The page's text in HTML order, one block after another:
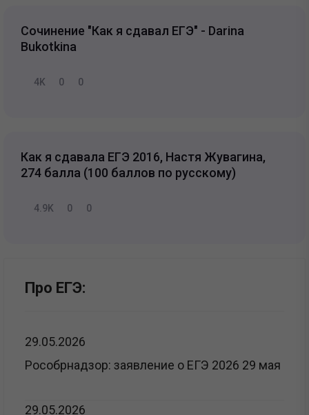
Сочинение "Как я сдавал ЕГЭ" - Darina
Bukotkina
4K 0 0
Как я сдавала ЕГЭ 2016, Настя Жувагина,
274 балла (100 баллов по русскому)
4.9K 0 0
Про ЕГЭ:
29.05.2026
Рособрнадзор: заявление о ЕГЭ 2026 29 мая
29.05.2026